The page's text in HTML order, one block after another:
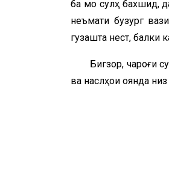
ба мо сулҳ бахшид,
неъмати бузург
гузашта нест,
Бигзор, чароғи
ва наслҳои оянда